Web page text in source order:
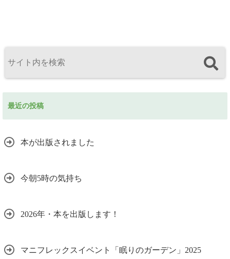
最近の投稿
本が出版されました
今朝5時の気持ち
2026年・本を出版します！
マニフレックスイベント「眠りのガーデン」2025